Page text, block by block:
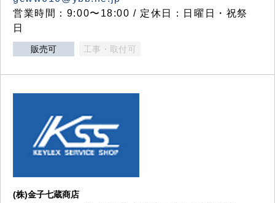
営業時間：9:00〜18:00 / 定休日：日曜日・祝祭
日
販売可 工事・取付可
(株)金子七蔵商店